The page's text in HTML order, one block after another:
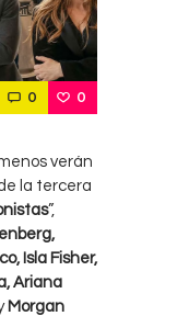
0 0
verán
la tercera
”,
Isla Fisher,
Ariana
Morgan